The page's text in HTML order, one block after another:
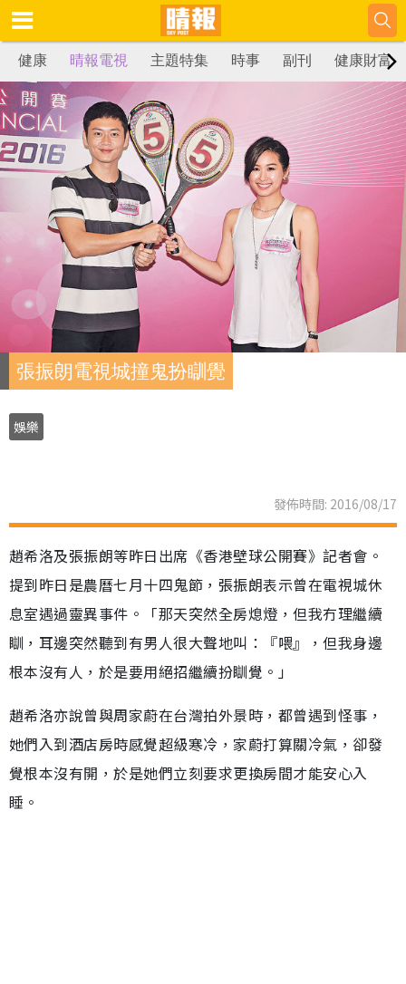
健康 晴報電視 主題特集 時事 副刊 健康財富
張振朗電視城撞鬼扮瞓覺
娛樂
發佈時間: 2016/08/17
趙希洛及張振朗等昨日出席《香港壁球公開賽》記者會。
提到昨日是農曆七月十四鬼節，張振朗表示曾在電視城休
息室遇過靈異事件。「那天突然全房熄燈，但我冇理繼續
瞓，耳邊突然聽到有男人很大聲地叫：『喂』，但我身邊
根本沒有人，於是要用絕招繼續扮瞓覺。」
趙希洛亦說曾與周家蔚在台灣拍外景時，都曾遇到怪事，
她們入到酒店房時感覺超級寒冷，家蔚打算關冷氣，卻發
覺根本沒有開，於是她們立刻要求更換房間才能安心入
睡。